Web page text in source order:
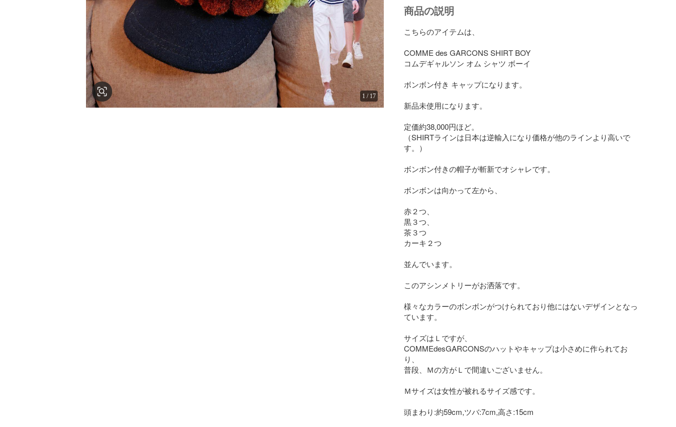
1/ 17
商品の説明
こちらのアイテムは、
COMME des GARCONS SHIRT BOY
コムデギャルソン オム シャツ ボーイ
ボンボン付き キャップになります。
新品未使用になります。
定価約38,000円ほど。
（SHIRTラインは日本は逆輸入になり価格が他のラインより高いで
す。）
ボンボン付きの帽子が斬新でオシャレです。
ボンボンは向かって左から、
赤２つ、
黒３つ、
茶３つ
カーキ２つ
並んでいます。
このアシンメトリーがお洒落です。
様々なカラーのボンボンがつけられており他にはないデザインとなっ
ています。
サイズはＬですが、
COMMEdesGARCONSのハットやキャップは小さめに作られてお
り、
普段、Ｍの方がＬで間違いございません。
Ｍサイズは女性が被れるサイズ感です。
頭まわり:約59cm,ツバ:7cm,高さ:15cm